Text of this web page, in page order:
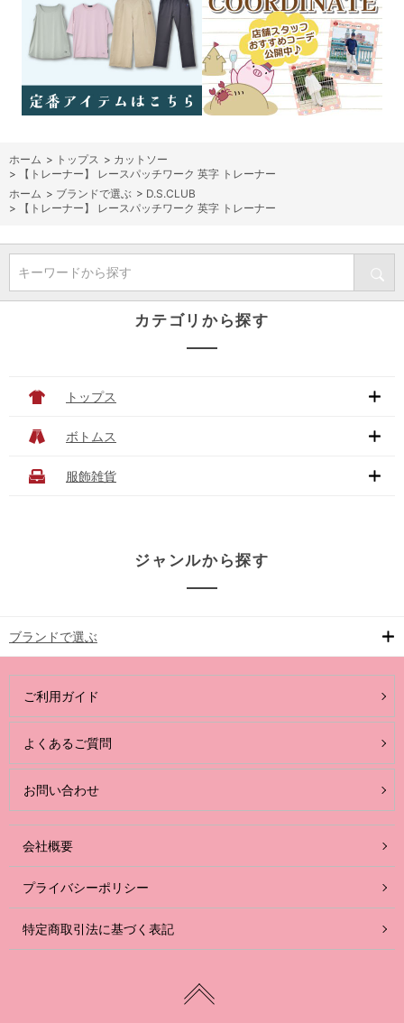
ホーム > トップス > カットソー
>
【トレーナー】 レースパッチワーク 英字 トレーナー
ホーム > ブランドで選ぶ > D.S.CLUB
>
【トレーナー】 レースパッチワーク 英字 トレーナー
キーワードから探す
カテゴリから探す
トップス
ボトムス
服飾雑貨
ジャンルから探す
ブランドで選ぶ
ご利用ガイド
よくあるご質問
お問い合わせ
会社概要
プライバシーポリシー
特定商取引法に基づく表記